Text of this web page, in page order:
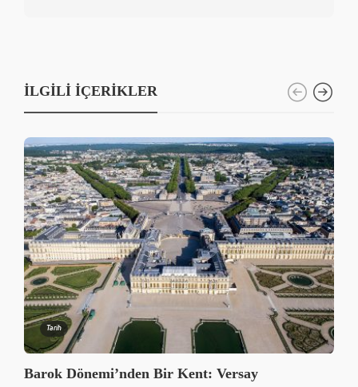
İLGILI İÇERIKLER
Tarih
Barok Dönemi’nden Bir Kent: Versay